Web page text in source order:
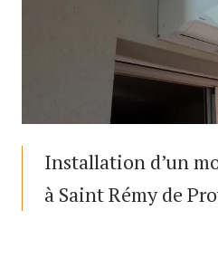
Installation d’un
à Saint Rémy de